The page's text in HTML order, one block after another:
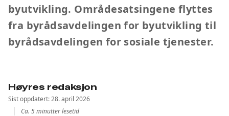
byutvikling. Områdesatsingene flyttes
fra byrådsavdelingen for byutvikling til
byrådsavdelingen for sosiale tjenester.
Høyres redaksjon
Sist oppdatert: 28. april 2026
Ca. 5 minutter lesetid